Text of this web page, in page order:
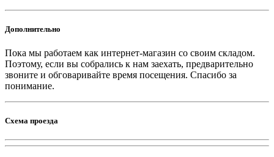
Дополнительно
Пока мы работаем как интернет-магазин со своим складом.
Поэтому, если вы собрались к нам заехать, предварительно
звоните и обговаривайте время посещения. Спасибо за
понимание.
Схема проезда